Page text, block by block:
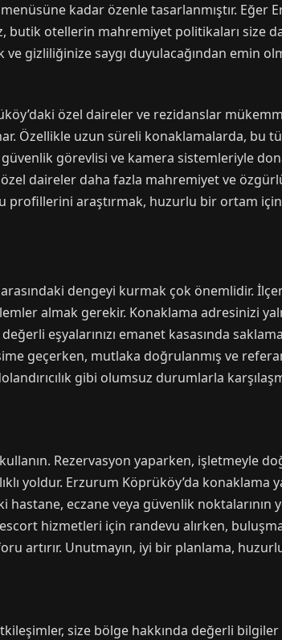
kadar özenle tasarlanmıştır. Eğer
butik otellerin mahremiyet politikaları size
gizliliğinize saygı duyulacağından emin
özel daireler ve rezidanslar
Özellikle uzun süreli konaklamalarda, bu
görevlisi ve kamera sistemleriyle
daireler daha fazla mahremiyet ve
araştırmak, huzurlu bir ortam için
dengeyi kurmak çok önemlidir.
almak gerekir. Konaklama adresinizi
eşyalarınızı emanet kasasında
geçerken, mutlaka doğrulanmış ve
gibi olumsuz durumlarla
Rezervasyon yaparken, işletmeyle
yoldur. Erzurum Köprüköy’da konaklama
eczane veya güvenlik noktalarının
hizmetleri için randevu alırken,
artırır. Unutmayın, iyi bir planlama,
size bölge hakkında değerli